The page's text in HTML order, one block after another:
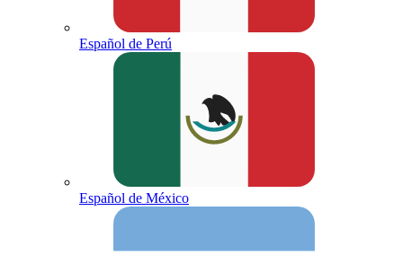
Español de Perú
Español de México